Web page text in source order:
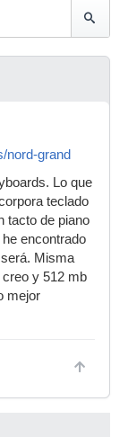
nord-grand
Lo que
teclado
tacto de piano
encontrado
Misma
y 512 mb
mejor